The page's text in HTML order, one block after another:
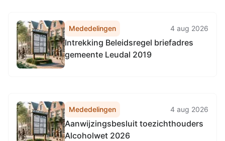
Mededelingen 4 aug 2026
Intrekking Beleidsregel briefadres
gemeente Leudal 2019
Mededelingen 4 aug 2026
Aanwijzingsbesluit toezichthouders
Alcoholwet 2026